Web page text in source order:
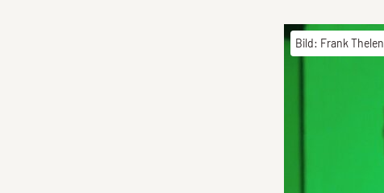
Bild: Frank Thelen